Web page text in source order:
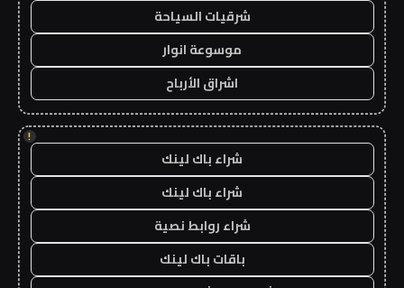
شرقيات السياحة
موسوعة انوار
اشراق الأرباح
!
شراء باك لينك
شراء باك لينك
شراء روابط نصية
باقات باك لينك